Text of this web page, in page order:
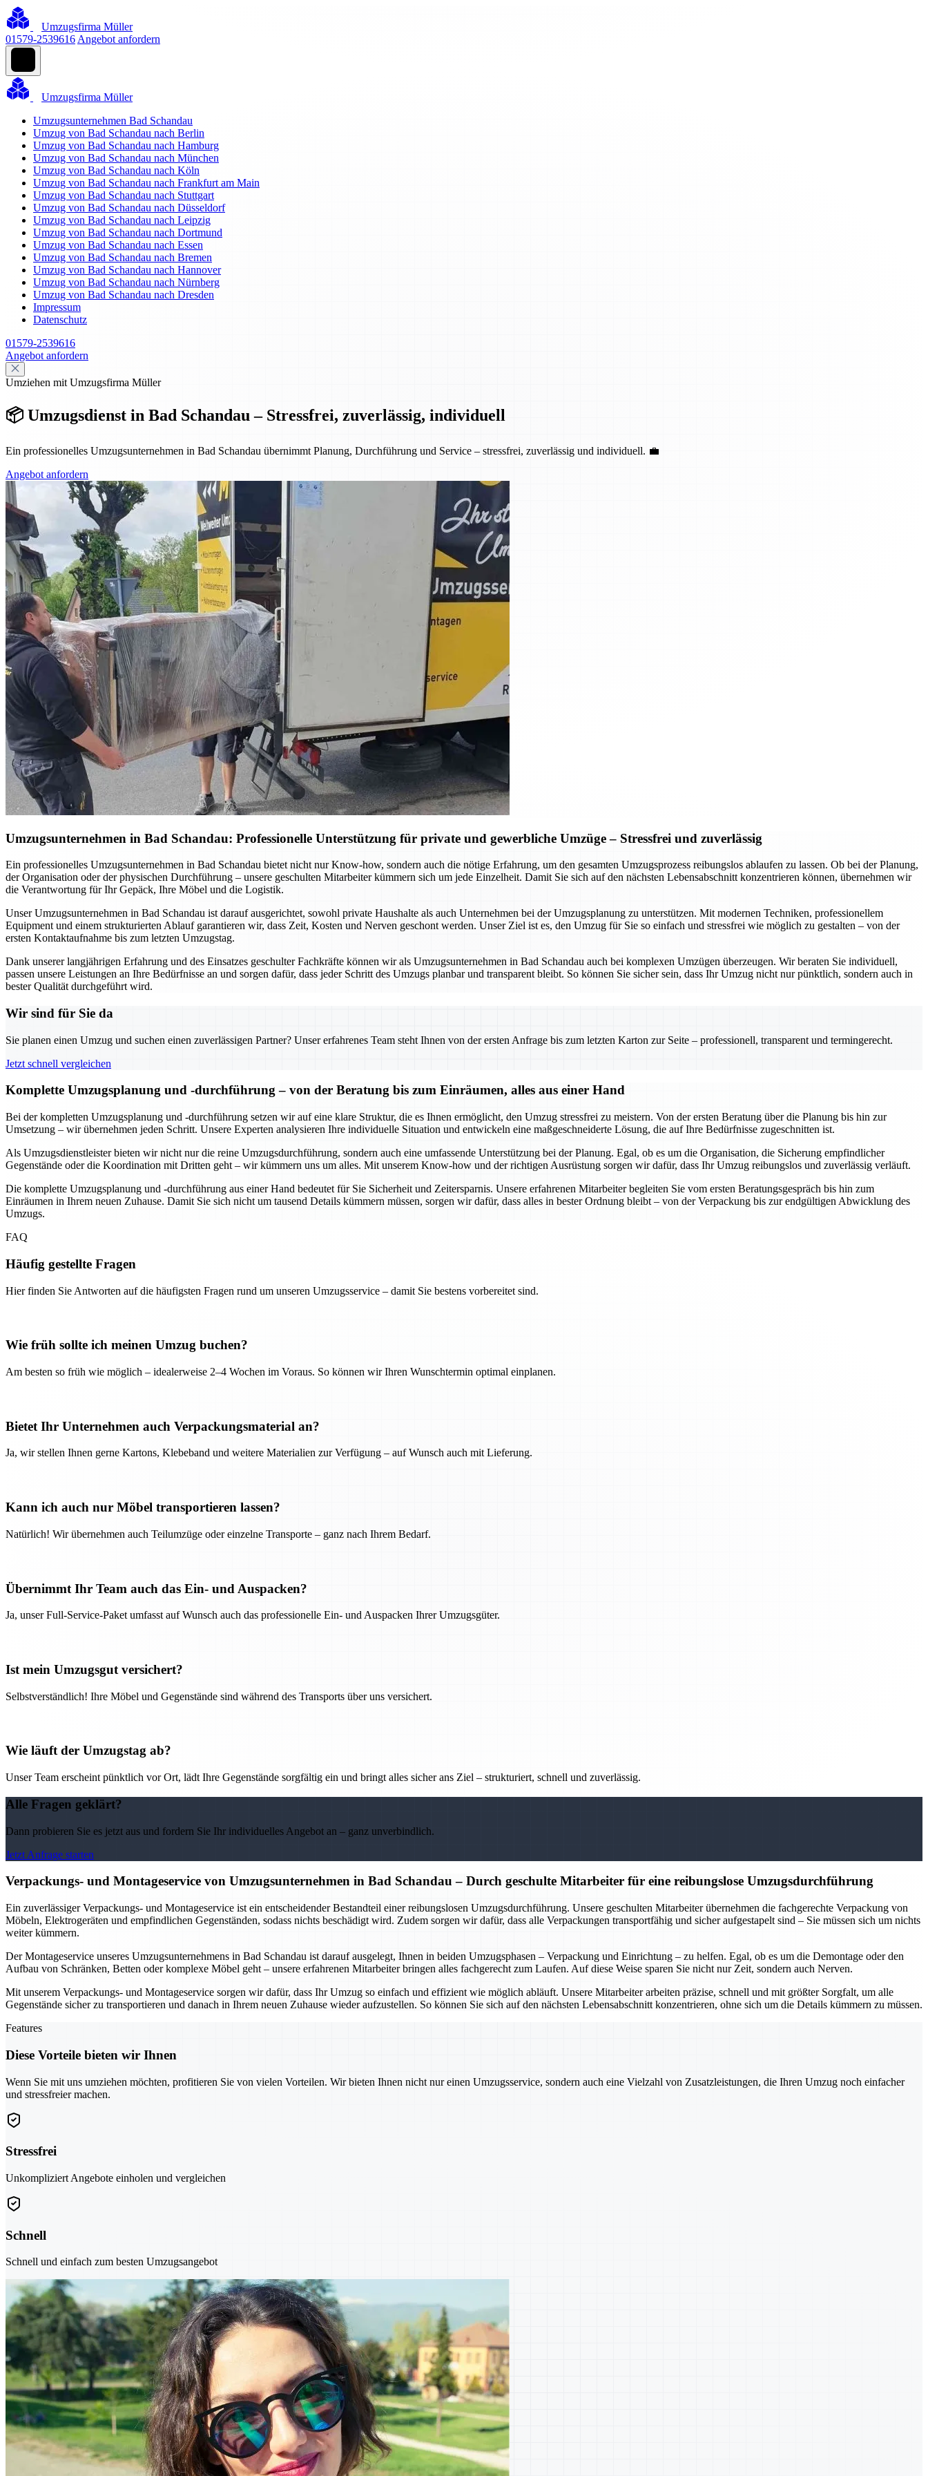
Umzugsfirma Müller
01579-2539616 Angebot anfordern
Umzugsfirma Müller
Umzugsunternehmen Bad Schandau
Umzug von Bad Schandau nach Berlin
Umzug von Bad Schandau nach Hamburg
Umzug von Bad Schandau nach München
Umzug von Bad Schandau nach Köln
Umzug von Bad Schandau nach Frankfurt am Main
Umzug von Bad Schandau nach Stuttgart
Umzug von Bad Schandau nach Düsseldorf
Umzug von Bad Schandau nach Leipzig
Umzug von Bad Schandau nach Dortmund
Umzug von Bad Schandau nach Essen
Umzug von Bad Schandau nach Bremen
Umzug von Bad Schandau nach Hannover
Umzug von Bad Schandau nach Nürnberg
Umzug von Bad Schandau nach Dresden
Impressum
Datenschutz
01579-2539616
Angebot anfordern
Umziehen mit Umzugsfirma Müller
📦 Umzugsdienst in Bad Schandau – Stressfrei, zuverlässig, individuell
Ein professionelles Umzugsunternehmen in Bad Schandau übernimmt Planung, Durchführung und Service – stressfrei, zuverlässig und individuell. 💼
Angebot anfordern
Umzugsunternehmen in Bad Schandau: Professionelle Unterstützung für private und gewerbliche Umzüge – Stressfrei und zuverlässig
Ein professionelles Umzugsunternehmen in Bad Schandau bietet nicht nur Know-how, sondern auch die nötige Erfahrung, um den gesamten Umzugsprozess reibungslos ablaufen zu lassen. Ob bei der Planung,
der Organisation oder der physischen Durchführung – unsere geschulten Mitarbeiter kümmern sich um jede Einzelheit. Damit Sie sich auf den nächsten Lebensabschnitt konzentrieren können, übernehmen wir
die Verantwortung für Ihr Gepäck, Ihre Möbel und die Logistik.
Unser Umzugsunternehmen in Bad Schandau ist darauf ausgerichtet, sowohl private Haushalte als auch Unternehmen bei der Umzugsplanung zu unterstützen. Mit modernen Techniken, professionellem
Equipment und einem strukturierten Ablauf garantieren wir, dass Zeit, Kosten und Nerven geschont werden. Unser Ziel ist es, den Umzug für Sie so einfach und stressfrei wie möglich zu gestalten – von der
ersten Kontaktaufnahme bis zum letzten Umzugstag.
Dank unserer langjährigen Erfahrung und des Einsatzes geschulter Fachkräfte können wir als Umzugsunternehmen in Bad Schandau auch bei komplexen Umzügen überzeugen. Wir beraten Sie individuell,
passen unsere Leistungen an Ihre Bedürfnisse an und sorgen dafür, dass jeder Schritt des Umzugs planbar und transparent bleibt. So können Sie sicher sein, dass Ihr Umzug nicht nur pünktlich, sondern auch in
bester Qualität durchgeführt wird.
Wir sind für Sie da
Sie planen einen Umzug und suchen einen zuverlässigen Partner? Unser erfahrenes Team steht Ihnen von der ersten Anfrage bis zum letzten Karton zur Seite – professionell, transparent und termingerecht.
Jetzt schnell vergleichen
Komplette Umzugsplanung und -durchführung – von der Beratung bis zum Einräumen, alles aus einer Hand
Bei der kompletten Umzugsplanung und -durchführung setzen wir auf eine klare Struktur, die es Ihnen ermöglicht, den Umzug stressfrei zu meistern. Von der ersten Beratung über die Planung bis hin zur
Umsetzung – wir übernehmen jeden Schritt. Unsere Experten analysieren Ihre individuelle Situation und entwickeln eine maßgeschneiderte Lösung, die auf Ihre Bedürfnisse zugeschnitten ist.
Als Umzugsdienstleister bieten wir nicht nur die reine Umzugsdurchführung, sondern auch eine umfassende Unterstützung bei der Planung. Egal, ob es um die Organisation, die Sicherung empfindlicher
Gegenstände oder die Koordination mit Dritten geht – wir kümmern uns um alles. Mit unserem Know-how und der richtigen Ausrüstung sorgen wir dafür, dass Ihr Umzug reibungslos und zuverlässig verläuft.
Die komplette Umzugsplanung und -durchführung aus einer Hand bedeutet für Sie Sicherheit und Zeitersparnis. Unsere erfahrenen Mitarbeiter begleiten Sie vom ersten Beratungsgespräch bis hin zum
Einräumen in Ihrem neuen Zuhause. Damit Sie sich nicht um tausend Details kümmern müssen, sorgen wir dafür, dass alles in bester Ordnung bleibt – von der Verpackung bis zur endgültigen Abwicklung des
Umzugs.
FAQ
Häufig gestellte Fragen
Hier finden Sie Antworten auf die häufigsten Fragen rund um unseren Umzugsservice – damit Sie bestens vorbereitet sind.
Wie früh sollte ich meinen Umzug buchen?
Am besten so früh wie möglich – idealerweise 2–4 Wochen im Voraus. So können wir Ihren Wunschtermin optimal einplanen.
Bietet Ihr Unternehmen auch Verpackungsmaterial an?
Ja, wir stellen Ihnen gerne Kartons, Klebeband und weitere Materialien zur Verfügung – auf Wunsch auch mit Lieferung.
Kann ich auch nur Möbel transportieren lassen?
Natürlich! Wir übernehmen auch Teilumzüge oder einzelne Transporte – ganz nach Ihrem Bedarf.
Übernimmt Ihr Team auch das Ein- und Auspacken?
Ja, unser Full-Service-Paket umfasst auf Wunsch auch das professionelle Ein- und Auspacken Ihrer Umzugsgüter.
Ist mein Umzugsgut versichert?
Selbstverständlich! Ihre Möbel und Gegenstände sind während des Transports über uns versichert.
Wie läuft der Umzugstag ab?
Unser Team erscheint pünktlich vor Ort, lädt Ihre Gegenstände sorgfältig ein und bringt alles sicher ans Ziel – strukturiert, schnell und zuverlässig.
Alle Fragen geklärt?
Dann probieren Sie es jetzt aus und fordern Sie Ihr individuelles Angebot an – ganz unverbindlich.
Jetzt Anfrage starten
Verpackungs- und Montageservice von Umzugsunternehmen in Bad Schandau – Durch geschulte Mitarbeiter für eine reibungslose Umzugsdurchführung
Ein zuverlässiger Verpackungs- und Montageservice ist ein entscheidender Bestandteil einer reibungslosen Umzugsdurchführung. Unsere geschulten Mitarbeiter übernehmen die fachgerechte Verpackung von
Möbeln, Elektrogeräten und empfindlichen Gegenständen, sodass nichts beschädigt wird. Zudem sorgen wir dafür, dass alle Verpackungen transportfähig und sicher aufgestapelt sind – Sie müssen sich um nichts
weiter kümmern.
Der Montageservice unseres Umzugsunternehmens in Bad Schandau ist darauf ausgelegt, Ihnen in beiden Umzugsphasen – Verpackung und Einrichtung – zu helfen. Egal, ob es um die Demontage oder den
Aufbau von Schränken, Betten oder komplexe Möbel geht – unsere erfahrenen Mitarbeiter bringen alles fachgerecht zum Laufen. Auf diese Weise sparen Sie nicht nur Zeit, sondern auch Nerven.
Mit unserem Verpackungs- und Montageservice sorgen wir dafür, dass Ihr Umzug so einfach und effizient wie möglich abläuft. Unsere Mitarbeiter arbeiten präzise, schnell und mit größter Sorgfalt, um alle
Gegenstände sicher zu transportieren und danach in Ihrem neuen Zuhause wieder aufzustellen. So können Sie sich auf den nächsten Lebensabschnitt konzentrieren, ohne sich um die Details kümmern zu müssen.
Features
Diese Vorteile bieten wir Ihnen
Wenn Sie mit uns umziehen möchten, profitieren Sie von vielen Vorteilen. Wir bieten Ihnen nicht nur einen Umzugsservice, sondern auch eine Vielzahl von Zusatzleistungen, die Ihren Umzug noch einfacher
und stressfreier machen.
Stressfrei
Unkompliziert Angebote einholen und vergleichen
Schnell
Schnell und einfach zum besten Umzugsangebot